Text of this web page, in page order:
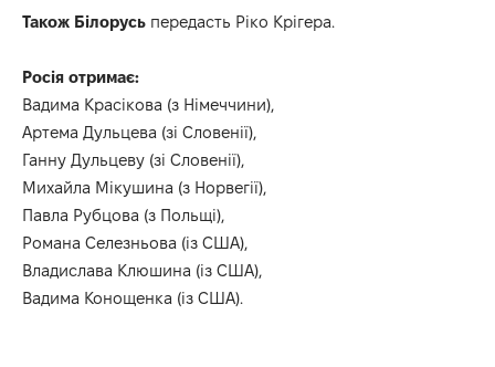
Також Білорусь передасть Ріко Крігера.
Росія отримає:
Вадима Красікова (з Німеччини),
Артема Дульцева (зі Словенії),
Ганну Дульцеву (зі Словенії),
Михайла Мікушина (з Норвегії),
Павла Рубцова (з Польщі),
Романа Селезньова (із США),
Владислава Клюшина (із США),
Вадима Конощенка (із США).